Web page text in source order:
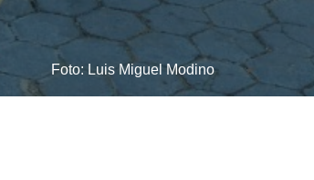
Foto: Luis Miguel Modino